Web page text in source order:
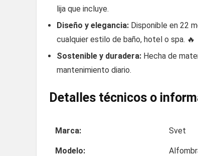
lija que incluye.
Diseño y elegancia: Disponible en 22
cualquier estilo de baño, hotel o spa. 🔥
Sostenible y duradera: Hecha de
mantenimiento diario.
Detalles técnicos o
Marca: Svet
Modelo: